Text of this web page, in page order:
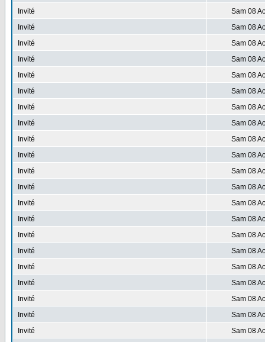
Invité
Sam 08
Invité
Sam 08
Invité
Sam 08
Invité
Sam 08
Invité
Sam 08
Invité
Sam 08
Invité
Sam 08
Invité
Sam 08
Invité
Sam 08
Invité
Sam 08
Invité
Sam 08
Invité
Sam 08
Invité
Sam 08
Invité
Sam 08
Invité
Sam 08
Invité
Sam 08
Invité
Sam 08
Invité
Sam 08
Invité
Sam 08
Invité
Sam 08
Invité
Sam 08